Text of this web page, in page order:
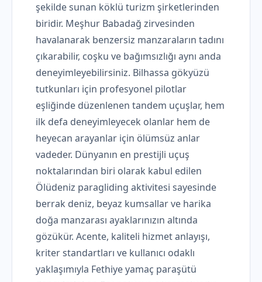
şekilde sunan köklü turizm şirketlerinden
biridir. Meşhur Babadağ zirvesinden
havalanarak benzersiz manzaraların tadını
çıkarabilir, coşku ve bağımsızlığı aynı anda
deneyimleyebilirsiniz. Bilhassa gökyüzü
tutkunları için profesyonel pilotlar
eşliğinde düzenlenen tandem uçuşlar, hem
ilk defa deneyimleyecek olanlar hem de
heyecan arayanlar için ölümsüz anlar
vadeder. Dünyanın en prestijli uçuş
noktalarından biri olarak kabul edilen
Ölüdeniz paragliding aktivitesi sayesinde
berrak deniz, beyaz kumsallar ve harika
doğa manzarası ayaklarınızın altında
gözükür. Acente, kaliteli hizmet anlayışı,
kriter standartları ve kullanıcı odaklı
yaklaşımıyla Fethiye yamaç paraşütü